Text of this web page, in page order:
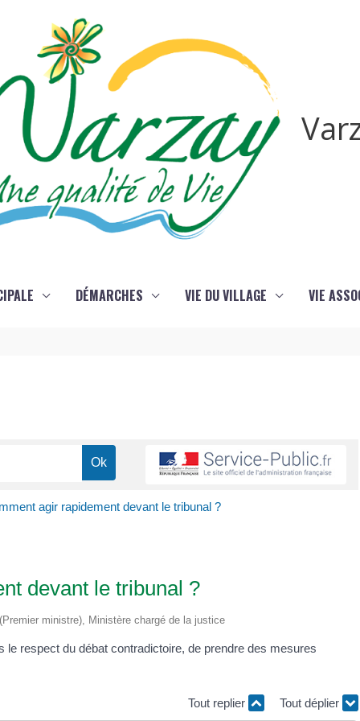
DÉMARCHES VIE DU VILLAGE VIE
agir rapidement devant le tribunal ?
devant le tribunal ?
ministre), Ministère chargé de la justice
respect du débat contradictoire, de prendre des mesures
Tout replier Tout déplier